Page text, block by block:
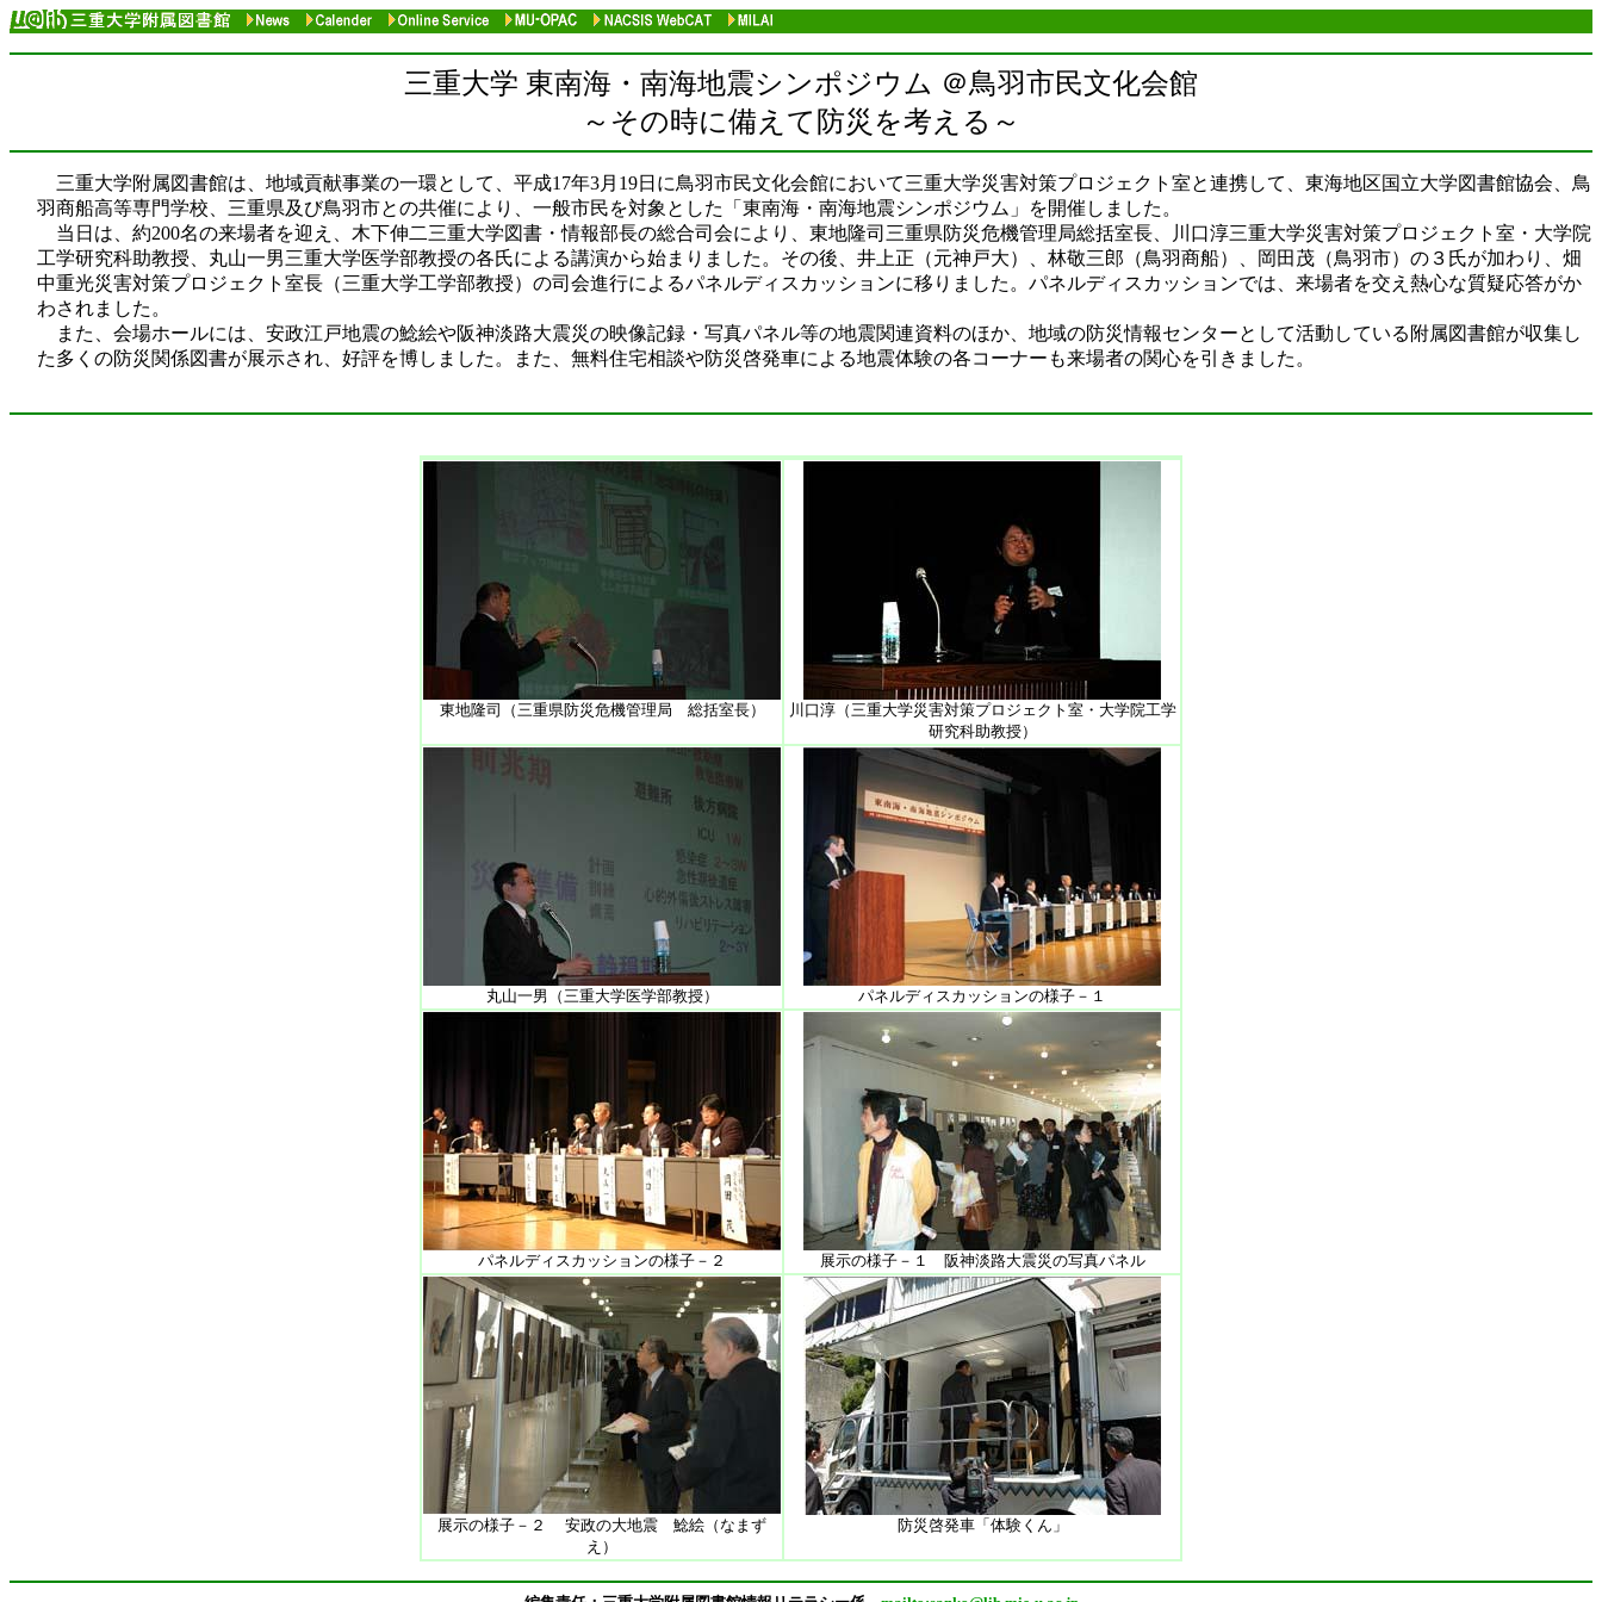
三重大学 東南海・南海地震シンポジウム ＠鳥羽市民文化会館
～その時に備えて防災を考える～
三重大学附属図書館は、地域貢献事業の一環として、平成17年3月19日に鳥羽市民文化会館において三重大学災害対策プロジェクト室と連携して、東海地区国立大学図書館協会、鳥
羽商船高等専門学校、三重県及び鳥羽市との共催により、一般市民を対象とした「東南海・南海地震シンポジウム」を開催しました。
当日は、約200名の来場者を迎え、木下伸二三重大学図書・情報部長の総合司会により、東地隆司三重県防災危機管理局総括室長、川口淳三重大学災害対策プロジェクト室・大学院
工学研究科助教授、丸山一男三重大学医学部教授の各氏による講演から始まりました。その後、井上正（元神戸大）、林敬三郎（鳥羽商船）、岡田茂（鳥羽市）の３氏が加わり、畑
中重光災害対策プロジェクト室長（三重大学工学部教授）の司会進行によるパネルディスカッションに移りました。パネルディスカッションでは、来場者を交え熱心な質疑応答がか
わされました。
また、会場ホールには、安政江戸地震の鯰絵や阪神淡路大震災の映像記録・写真パネル等の地震関連資料のほか、地域の防災情報センターとして活動している附属図書館が収集し
た多くの防災関係図書が展示され、好評を博しました。また、無料住宅相談や防災啓発車による地震体験の各コーナーも来場者の関心を引きました。
東地隆司（三重県防災危機管理局 総括室長）
川口淳（三重大学災害対策プロジェクト室・大学院工学
研究科助教授）
丸山一男（三重大学医学部教授） パネルディスカッションの様子－１
パネルディスカッションの様子－２ 展示の様子－１ 阪神淡路大震災の写真パネル
展示の様子－２ 安政の大地震 鯰絵（なまず
え）
防災啓発車「体験くん」